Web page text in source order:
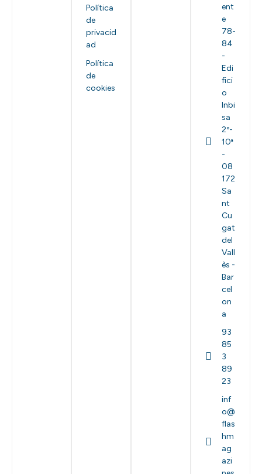
Política
de
privacid
ad
Política
de
cookies
ent
e
78-
84
-
Edi
fici
o
Inbi
sa
2º-
10ª
-
08
172
Sa
nt
Cu
gat
del
Vall
ès -
Bar
cel
on
a
93
85
3
89
23
inf
o@
flas
hm
ag
azi